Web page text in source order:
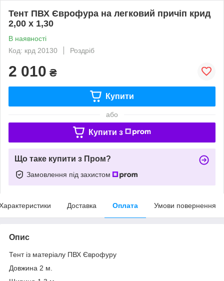
Тент ПВХ Єврофура на легковий причіп крид
2,00 х 1,30
В наявності
Код: крд 20130
Роздріб
2 010 ₴
Купити
або
Купити з
Що таке купити з Пром?
Замовлення під захистом
Доставка Оплата Умови повернення
Опис
Тент із матеріалу ПВХ Єврофуру
Довжина 2 м.